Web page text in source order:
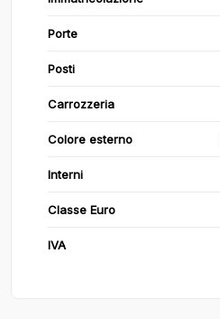
Porte
Posti
Carrozzeria
Colore esterno
Interni
Classe Euro
IVA